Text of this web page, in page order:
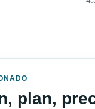
plan,